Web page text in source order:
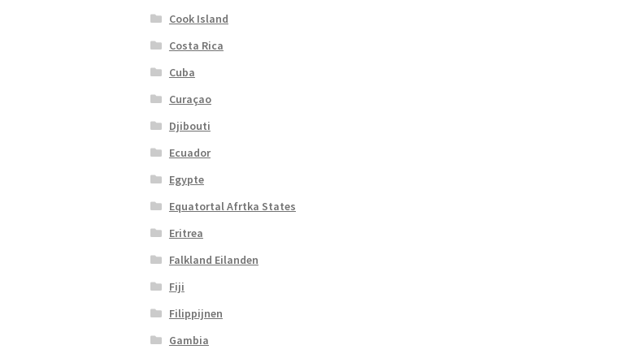
Cook Island
Costa Rica
Cuba
Curaçao
Djibouti
Ecuador
Egypte
Equatortal Afrtka States
Eritrea
Falkland Eilanden
Fiji
Filippijnen
Gambia